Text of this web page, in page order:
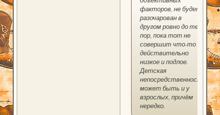
факторов, не будет
разочарован в
другом ровно до тех
пор, пока тот не
совершит что-то
действительно
низкое и подлое.
Детская
непосредственность
может быть и у
взрослых, причём
нередко.